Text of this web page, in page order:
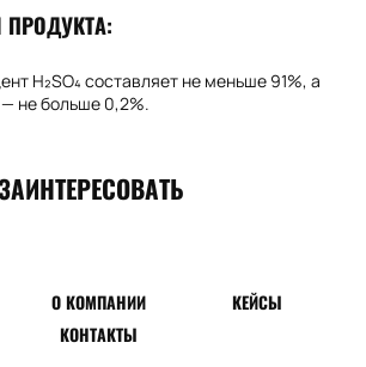
ПРОДУКТА:
H₂SO₄ составляет не меньше 91%, а
не больше 0,2%.
О КОМПАНИИ
КЕЙСЫ
КОНТАКТЫ